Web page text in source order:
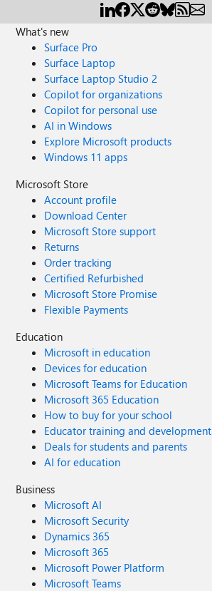
What's new
Surface Pro
Surface Laptop
Surface Laptop Studio 2
Copilot for organizations
Copilot for personal use
AI in Windows
Explore Microsoft products
Windows 11 apps
Microsoft Store
Account profile
Download Center
Microsoft Store support
Returns
Order tracking
Certified Refurbished
Microsoft Store Promise
Flexible Payments
Education
Microsoft in education
Devices for education
Microsoft Teams for Education
Microsoft 365 Education
How to buy for your school
Educator training and development
Deals for students and parents
AI for education
Business
Microsoft AI
Microsoft Security
Dynamics 365
Microsoft 365
Microsoft Power Platform
Microsoft Teams